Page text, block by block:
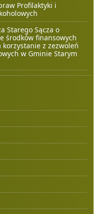
Profilaktyki i
Starego Sącza o
środków finansowych
korzystanie z zezwoleń
w Gminie Starym